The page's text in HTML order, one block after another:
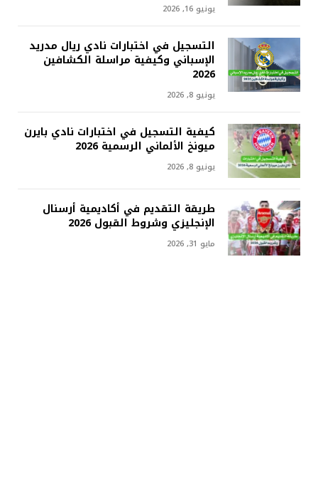
يونيو 16, 2026
التسجيل في اختبارات نادي ريال مدريد
الإسباني وكيفية مراسلة الكشافين
2026
يونيو 8, 2026
كيفية التسجيل في اختبارات نادي بايرن
ميونخ الألماني الرسمية 2026
يونيو 8, 2026
طريقة التقديم في أكاديمية أرسنال
الإنجليزي وشروط القبول 2026
مايو 31, 2026